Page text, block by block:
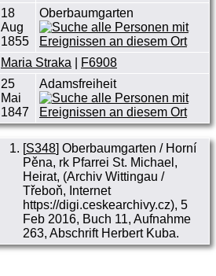
18
Aug
1855
Oberbaumgarten
Maria Straka
F6908
25
Mai
1847
Adamsfreiheit
[S348] Oberbaumgarten / Horní
Pěna, rk Pfarrei St. Michael,
Heirat, (Archiv Wittingau /
Třeboň, Internet
https://digi.ceskearchivy.cz), 5
Feb 2016, Buch 11, Aufnahme
263, Abschrift Herbert Kuba.